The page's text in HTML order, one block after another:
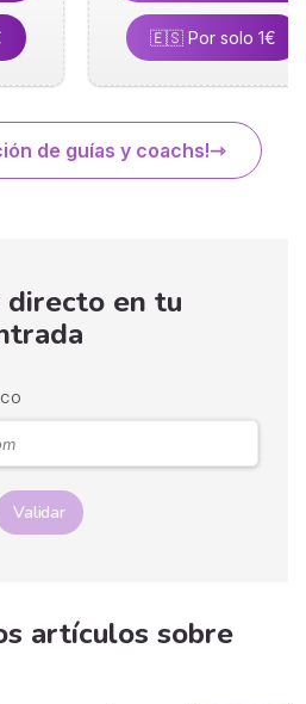
🇪🇸 Por solo 1€
de guías y coachs!
directo en tu
Validar
artículos sobre